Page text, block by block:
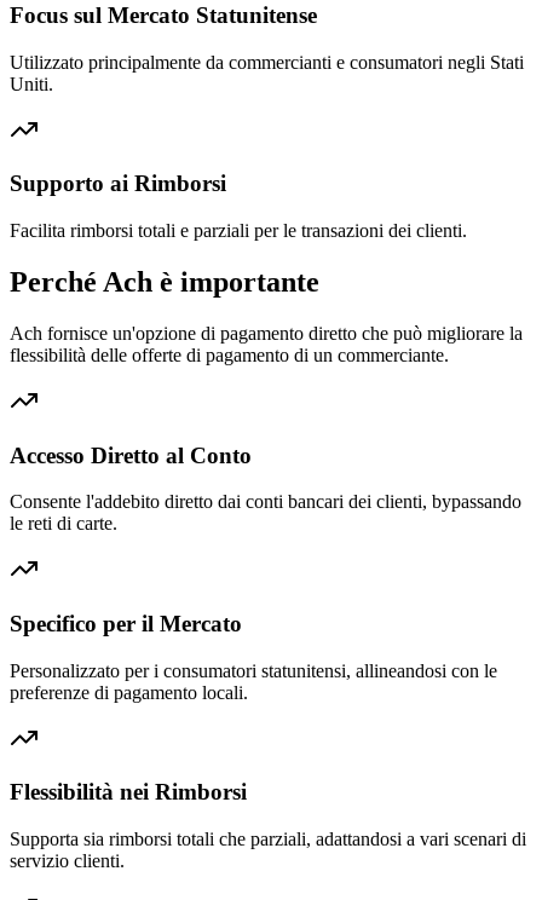
Focus sul Mercato Statunitense
Utilizzato principalmente da commercianti e consumatori negli Stati
Uniti.
Supporto ai Rimborsi
Facilita rimborsi totali e parziali per le transazioni dei clienti.
Perché Ach è importante
Ach fornisce un'opzione di pagamento diretto che può migliorare la
flessibilità delle offerte di pagamento di un commerciante.
Accesso Diretto al Conto
Consente l'addebito diretto dai conti bancari dei clienti, bypassando
le reti di carte.
Specifico per il Mercato
Personalizzato per i consumatori statunitensi, allineandosi con le
preferenze di pagamento locali.
Flessibilità nei Rimborsi
Supporta sia rimborsi totali che parziali, adattandosi a vari scenari di
servizio clienti.